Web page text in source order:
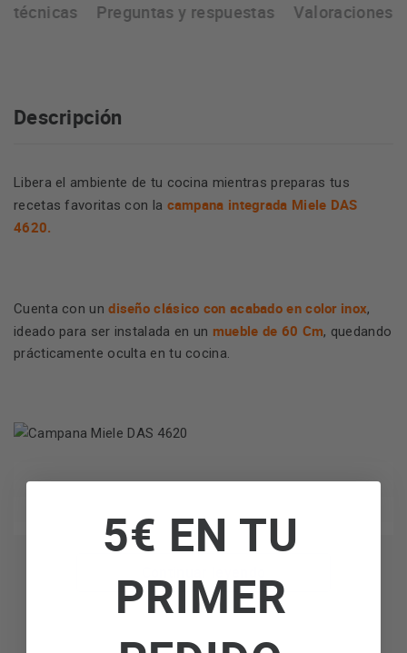
técnicas Preguntas y respuestas Valoraciones
Descripción
Libera el ambiente de tu cocina mientras preparas tus
recetas favoritas con la campana integrada Miele DAS
4620.
Cuenta con undiseño clásico con acabado en color inox,
ideado para ser instalada en un mueble de 60 Cm, quedando
prácticamente oculta en tu cocina.
Conéctala con tu placa Miele
5€ EN TU
PRIMER